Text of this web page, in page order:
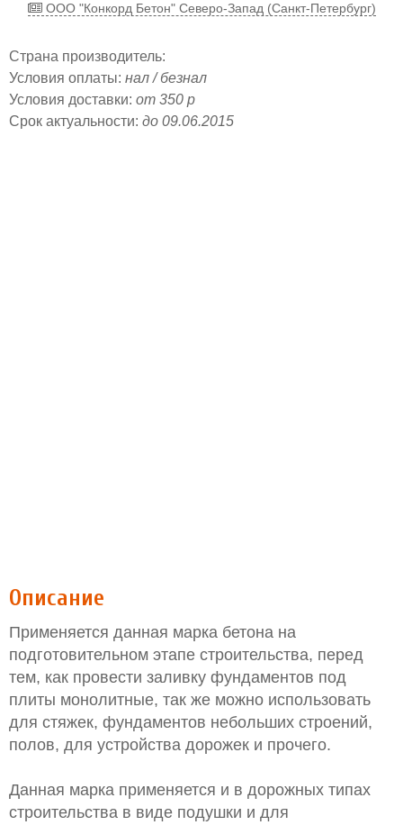
ООО "Конкорд Бетон" Северо-Запад (Санкт-Петербург)
Страна производитель:
Условия оплаты: нал / безнал
Условия доставки: от 350 р
Срок актуальности: до 09.06.2015
Описание
Применяется данная марка бетона на
подготовительном этапе строительства, перед
тем, как провести заливку фундаментов под
плиты монолитные, так же можно использовать
для стяжек, фундаментов небольших строений,
полов, для устройства дорожек и прочего.
Данная марка применяется и в дорожных типах
строительства в виде подушки и для